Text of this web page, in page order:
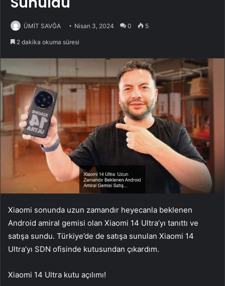
ÜMİT SAVĞA Nisan 3, 2024 0 5
2 dakika okuma süresi
Xiaomi sonunda uzun zamandır heyecanla beklenen
Android amiral gemisi olan Xiaomi 14 Ultra’yı tanıttı ve
satışa sundu. Türkiye’de de satışa sunulan Xiaomi 14
Ultra’yı SDN ofisinde kutusundan çıkardım.
Xiaomi 14 Ultra kutu açılımı!